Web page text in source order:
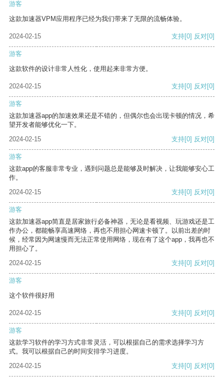
游客
这款加速器VPM应用程序已经为我们带来了无限的流畅体验。
2024-02-15 支持[0] 反对[0]
游客
这款软件的设计非常人性化，使用起来非常方便。
2024-02-15 支持[0] 反对[0]
游客
这款加速器app的加速效果还是不错的，但偶尔也会出现卡顿的情况，希
望开发者能够优化一下。
2024-02-15
支持[0] 反对[0]
游客
这款app的客服非常专业，遇到问题总是能够及时解决，让我能够安心工
作。
2024-02-15
支持[0] 反对[0]
游客
这款加速器app简直是居家旅行必备神器，无论是看视频、玩游戏还是工
作办公，都能畅享高速网络，再也不用担心网速卡顿了。以前出差的时
候，经常因为网速慢而无法正常使用网络，现在有了这个app，我再也不
用担心了。
2024-02-15
支持[0] 反对[0]
游客
这个软件很好用
2024-02-15 支持[0] 反对[0]
游客
这款学习软件的学习方式非常灵活，可以根据自己的需求选择学习方
式。我可以根据自己的时间安排学习进度。
2024-02-15
支持[0] 反对[0]